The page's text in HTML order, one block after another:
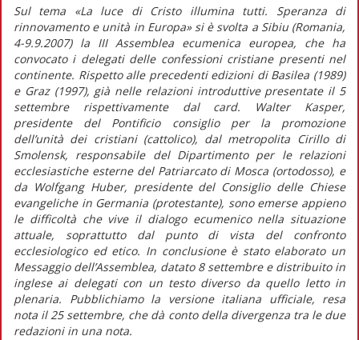
Sul tema «La luce di Cristo illumina tutti. Speranza di
rinnovamento e unità in Europa» si è svolta a Sibiu (Romania,
4-9.9.2007) la III Assemblea ecumenica europea, che ha
convocato i delegati delle confessioni cristiane presenti nel
continente. Rispetto alle precedenti edizioni di Basilea (1989)
e Graz (1997), già nelle relazioni introduttive presentate il 5
settembre rispettivamente dal card. Walter Kasper,
presidente del Pontificio consiglio per la promozione
dell’unità dei cristiani (cattolico), dal metropolita Cirillo di
Smolensk, responsabile del Dipartimento per le relazioni
ecclesiastiche esterne del Patriarcato di Mosca (ortodosso), e
da Wolfgang Huber, presidente del Consiglio delle Chiese
evangeliche in Germania (protestante), sono emerse appieno
le difficoltà che vive il dialogo ecumenico nella situazione
attuale, soprattutto dal punto di vista del confronto
ecclesiologico ed etico. In conclusione è stato elaborato un
Messaggio dell’Assemblea, datato 8 settembre e distribuito in
inglese ai delegati con un testo diverso da quello letto in
plenaria. Pubblichiamo la versione italiana ufficiale, resa
nota il 25 settembre, che dà conto della divergenza tra le due
redazioni in una nota.